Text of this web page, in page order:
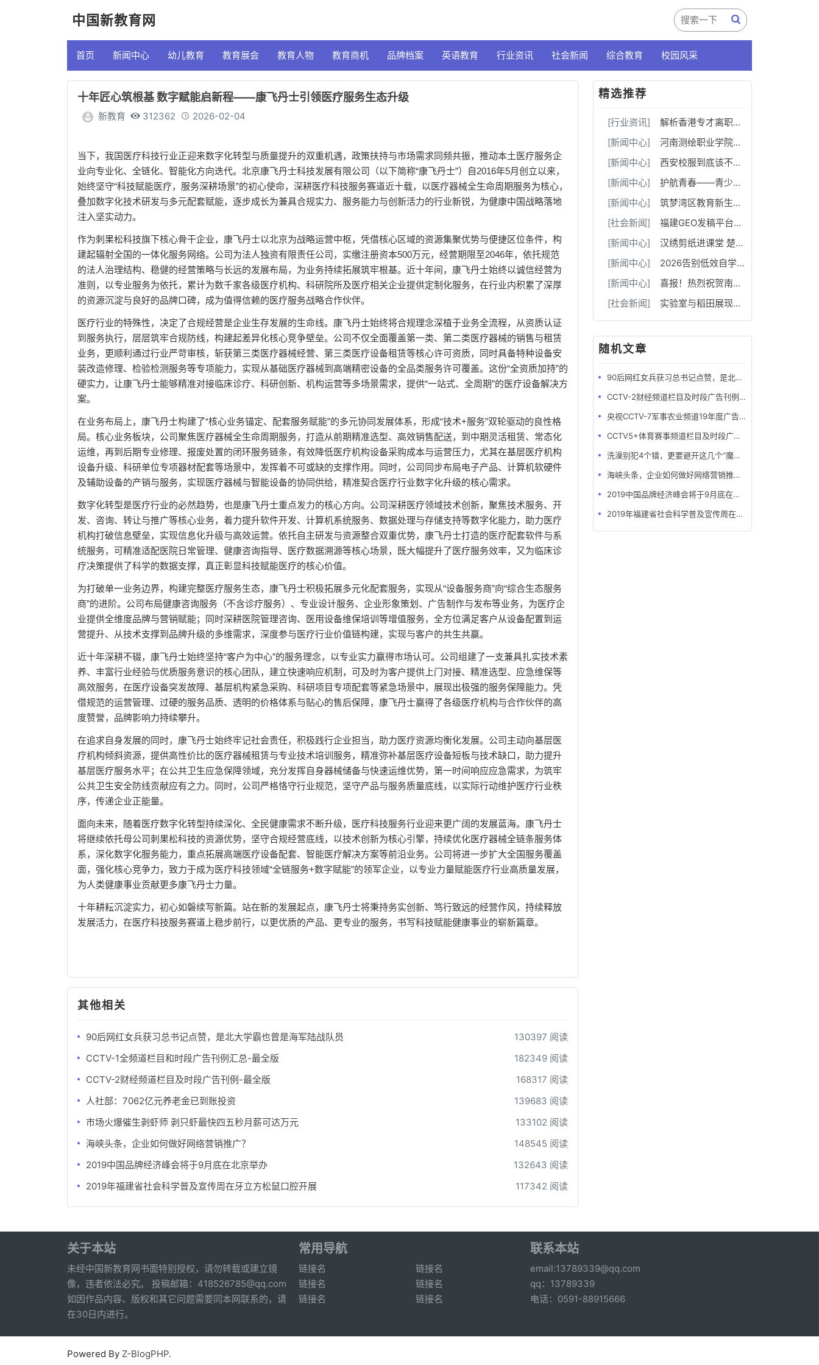
中国新教育网
首页 新闻中心 幼儿教育 教育展会 教育人物 教育商机 品牌档案 英语教育 行业资讯 社会新闻 综合教育 校园风采
十年匠心筑根基 数字赋能启新程——康飞丹士引领医疗服务生态升级
新教育 312362 2026-02-04
当下，我国医疗科技行业正迎来数字化转型与质量提升的双重机遇，政策扶持与市场需求同频共振，推动本土医疗服务企
业向专业化、全链化、智能化方向迭代。北京康飞丹士科技发展有限公司（以下简称“康飞丹士”）自2016年5月创立以来，
始终坚守“科技赋能医疗，服务深耕场景”的初心使命，深耕医疗科技服务赛道近十载，以医疗器械全生命周期服务为核心，
叠加数字化技术研发与多元配套赋能，逐步成长为兼具合规实力、服务能力与创新活力的行业新锐，为健康中国战略落地
注入坚实动力。
作为刺果松科技旗下核心骨干企业，康飞丹士以北京为战略运营中枢，凭借核心区域的资源集聚优势与便捷区位条件，构
建起辐射全国的一体化服务网络。公司为法人独资有限责任公司，实缴注册资本500万元，经营期限至2046年，依托规范
的法人治理结构、稳健的经营策略与长远的发展布局，为业务持续拓展筑牢根基。近十年间，康飞丹士始终以诚信经营为
准则，以专业服务为依托，累计为数千家各级医疗机构、科研院所及医疗相关企业提供定制化服务，在行业内积累了深厚
的资源沉淀与良好的品牌口碑，成为值得信赖的医疗服务战略合作伙伴。
医疗行业的特殊性，决定了合规经营是企业生存发展的生命线。康飞丹士始终将合规理念深植于业务全流程，从资质认证
到服务执行，层层筑牢合规防线，构建起差异化核心竞争壁垒。公司不仅全面覆盖第一类、第二类医疗器械的销售与租赁
业务，更顺利通过行业严苛审核，斩获第三类医疗器械经营、第三类医疗设备租赁等核心许可资质，同时具备特种设备安
装改造修理、检验检测服务等专项能力，实现从基础医疗器械到高端精密设备的全品类服务许可覆盖。这份“全资质加持”的
硬实力，让康飞丹士能够精准对接临床诊疗、科研创新、机构运营等多场景需求，提供“一站式、全周期”的医疗设备解决方
案。
在业务布局上，康飞丹士构建了“核心业务锚定、配套服务赋能”的多元协同发展体系，形成“技术+服务”双轮驱动的良性格
局。核心业务板块，公司聚焦医疗器械全生命周期服务，打造从前期精准选型、高效销售配送，到中期灵活租赁、常态化
运维，再到后期专业修理、报废处置的闭环服务链条，有效降低医疗机构设备采购成本与运营压力，尤其在基层医疗机构
设备升级、科研单位专项器材配套等场景中，发挥着不可或缺的支撑作用。同时，公司同步布局电子产品、计算机软硬件
及辅助设备的产销与服务，实现医疗器械与智能设备的协同供给，精准契合医疗行业数字化升级的核心需求。
数字化转型是医疗行业的必然趋势，也是康飞丹士重点发力的核心方向。公司深耕医疗领域技术创新，聚焦技术服务、开
发、咨询、转让与推广等核心业务，着力提升软件开发、计算机系统服务、数据处理与存储支持等数字化能力，助力医疗
机构打破信息壁垒，实现信息化升级与高效运营。依托自主研发与资源整合双重优势，康飞丹士打造的医疗配套软件与系
统服务，可精准适配医院日常管理、健康咨询指导、医疗数据溯源等核心场景，既大幅提升了医疗服务效率，又为临床诊
疗决策提供了科学的数据支撑，真正彰显科技赋能医疗的核心价值。
为打破单一业务边界，构建完整医疗服务生态，康飞丹士积极拓展多元化配套服务，实现从“设备服务商”向“综合生态服务
商”的进阶。公司布局健康咨询服务（不含诊疗服务）、专业设计服务、企业形象策划、广告制作与发布等业务，为医疗企
业提供全维度品牌与营销赋能；同时深耕医院管理咨询、医用设备维保培训等增值服务，全方位满足客户从设备配置到运
营提升、从技术支撑到品牌升级的多维需求，深度参与医疗行业价值链构建，实现与客户的共生共赢。
近十年深耕不辍，康飞丹士始终坚持“客户为中心”的服务理念，以专业实力赢得市场认可。公司组建了一支兼具扎实技术素
养、丰富行业经验与优质服务意识的核心团队，建立快速响应机制，可及时为客户提供上门对接、精准选型、应急维保等
高效服务，在医疗设备突发故障、基层机构紧急采购、科研项目专项配套等紧急场景中，展现出极强的服务保障能力。凭
借规范的运营管理、过硬的服务品质、透明的价格体系与贴心的售后保障，康飞丹士赢得了各级医疗机构与合作伙伴的高
度赞誉，品牌影响力持续攀升。
在追求自身发展的同时，康飞丹士始终牢记社会责任，积极践行企业担当，助力医疗资源均衡化发展。公司主动向基层医
疗机构倾斜资源，提供高性价比的医疗器械租赁与专业技术培训服务，精准弥补基层医疗设备短板与技术缺口，助力提升
基层医疗服务水平；在公共卫生应急保障领域，充分发挥自身器械储备与快速运维优势，第一时间响应应急需求，为筑牢
公共卫生安全防线贡献应有之力。同时，公司严格恪守行业规范，坚守产品与服务质量底线，以实际行动维护医疗行业秩
序，传递企业正能量。
面向未来，随着医疗数字化转型持续深化、全民健康需求不断升级，医疗科技服务行业迎来更广阔的发展蓝海。康飞丹士
将继续依托母公司刺果松科技的资源优势，坚守合规经营底线，以技术创新为核心引擎，持续优化医疗器械全链条服务体
系，深化数字化服务能力，重点拓展高端医疗设备配套、智能医疗解决方案等前沿业务。公司将进一步扩大全国服务覆盖
面，强化核心竞争力，致力于成为医疗科技领域“全链服务+数字赋能”的领军企业，以专业力量赋能医疗行业高质量发展，
为人类健康事业贡献更多康飞丹士力量。
十年耕耘沉淀实力，初心如磐续写新篇。站在新的发展起点，康飞丹士将秉持务实创新、笃行致远的经营作风，持续释放
发展活力，在医疗科技服务赛道上稳步前行，以更优质的产品、更专业的服务，书写科技赋能健康事业的崭新篇章。
其他相关
90后网红女兵获习总书记点赞，是北大学霸也曾是海军陆战队员
130397 阅读
CCTV-1全频道栏目和时段广告刊例汇总-最全版
182349 阅读
CCTV-2财经频道栏目及时段广告刊例-最全版
168317 阅读
人社部：7062亿元养老金已到账投资
139683 阅读
市场火爆催生剥虾师 剥只虾最快四五秒月薪可达万元
133102 阅读
海峡头条，企业如何做好网络营销推广？
148545 阅读
2019中国品牌经济峰会将于9月底在北京举办
132643 阅读
2019年福建省社会科学普及宣传周在牙立方松鼠口腔开展
117342 阅读
精选推荐
[行业资讯]
解析香港专才离职断签问题，5 点教你辨别合作雇主资质
[新闻中心]
河南测绘职业学院：融媒聚力守阵地 数字赋能育新人
[新闻中心]
西安校服到底该不该推向市场化？该如何市场化？由谁来做？
[新闻中心]
护航青春——青少年健康成长案例交流推广活动在绵阳成功举办
[新闻中心]
筑梦湾区教育新生态！树梦学旅大湾区运营中心暨博韬社群教育俱乐部正式揭牌启幕
[社会新闻]
福建GEO发稿平台怎么选？两大本土合规推广平台实测推荐
[新闻中心]
汉绣剪纸进课堂 楚韵非遗润童心
[新闻中心]
2026告别低效自学，武汉高三补习机构华壹高考18-20人小班，每30-50分独立成班
[新闻中心]
喜报！热烈祝贺南充市和平路小学在国家级艺术竞赛中荣获一等奖！
[社会新闻]
实验室与稻田展现的青春色彩
随机文章
90后网红女兵获习总书记点赞，是北大学霸也曾是海军陆战队员
CCTV-2财经频道栏目及时段广告刊例-最全版
央视CCTV-7军事农业频道19年度广告刊例价格表
CCTV5+体育赛事频道栏目及时段广告刊例
洗澡别犯4个错，更要避开这几个“魔鬼时间”，否则越洗越伤身！
海峡头条，企业如何做好网络营销推广？
2019中国品牌经济峰会将于9月底在北京举办
2019年福建省社会科学普及宣传周在牙立方松鼠口腔开展
关于本站
未经中国新教育网书面特别授权，请勿转载或建立镜
像，违者依法必究。 投稿邮箱：418526785@qq.com
如因作品内容、版权和其它问题需要同本网联系的，请
在30日内进行。
常用导航
链接名
链接名
链接名
链接名
链接名
链接名
联系本站
email:13789339@qq.com
qq：13789339
电话：0591-88915666
Powered By Z-BlogPHP.